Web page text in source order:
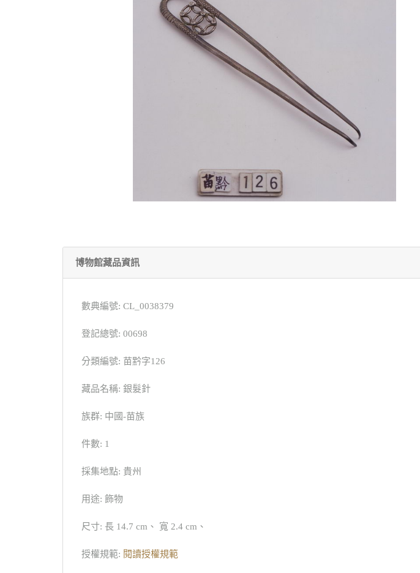
博物館藏品資訊
數典編號: CL_0038379
登記總號: 00698
分類編號: 苗黔字126
藏品名稱: 銀髮針
族群: 中國-苗族
件數: 1
採集地點: 貴州
用途: 飾物
尺寸: 長 14.7 cm、 寬 2.4 cm、
授權規範: 閱讀授權規範